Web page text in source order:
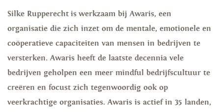
Silke Rupperecht is werkzaam bij Awaris, een
organisatie die zich inzet om de mentale, emotionele en
coöperatieve capaciteiten van mensen in bedrijven te
versterken. Awaris heeft de laatste decennia vele
bedrijven geholpen een meer mindful bedrijfscultuur te
creëren en focust zich tegenwoordig ook op
veerkrachtige organisaties. Awaris is actief in 35 landen,